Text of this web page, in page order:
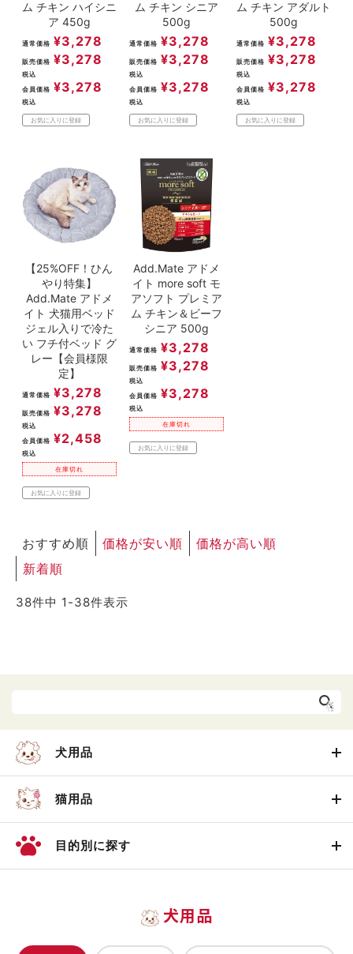
ム チキン ハイシニ
ア 450g
通常価格 ¥3,278
販売価格 ¥3,278
税込
会員価格 ¥3,278
税込
お気に入りに登録
ム チキン シニア
500g
通常価格 ¥3,278
販売価格 ¥3,278
税込
会員価格 ¥3,278
税込
お気に入りに登録
ム チキン アダルト
500g
通常価格 ¥3,278
販売価格 ¥3,278
税込
会員価格 ¥3,278
税込
お気に入りに登録
【25%OFF！ひん
やり特集】
Add.Mate アドメ
イト 犬猫用ベッド
ジェル入りで冷た
い フチ付ベッド グ
レー【会員様限
定】
通常価格 ¥3,278
販売価格 ¥3,278
税込
会員価格 ¥2,458
税込
在庫切れ
お気に入りに登録
Add.Mate アドメ
イト more soft モ
アソフト プレミア
ム チキン＆ビーフ
シニア 500g
通常価格 ¥3,278
販売価格 ¥3,278
税込
会員価格 ¥3,278
税込
在庫切れ
お気に入りに登録
おすすめ順 価格が安い順
価格が高い順
新着順
38件中 1 -38件表示
犬用品
猫用品
目的別に探す
犬用品